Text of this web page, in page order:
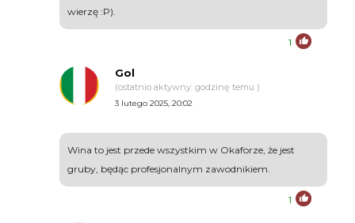
wierzę :P).
1
Gol
(ostatnio aktywny: godzinę temu )
3 lutego 2025, 20:02
Wina to jest przede wszystkim w Okaforze, że jest
gruby, będąc profesjonalnym zawodnikiem.
1